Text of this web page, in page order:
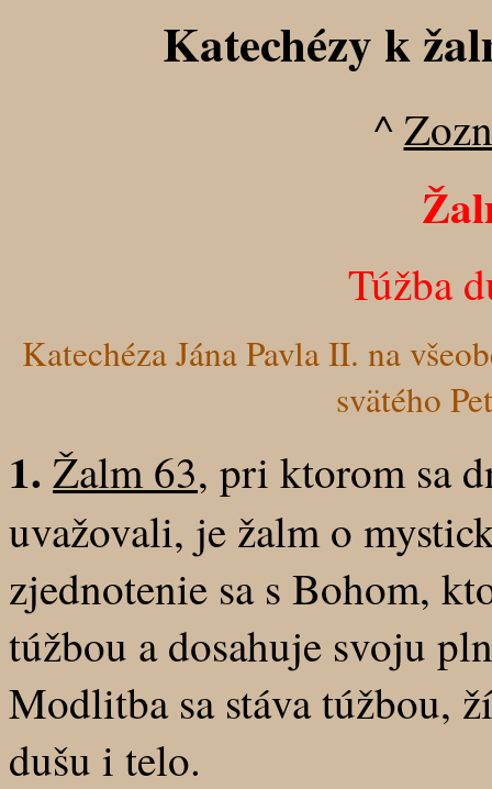
Katechézy k
^
Túžba
Katechéza Jána Pavla II. na
svätého
1. Žalm 63, pri ktorom sa
uvažovali, je žalm o
zjednotenie sa s Bohom,
túžbou a dosahuje svoju
Modlitba sa stáva túžbou,
dušu i telo.